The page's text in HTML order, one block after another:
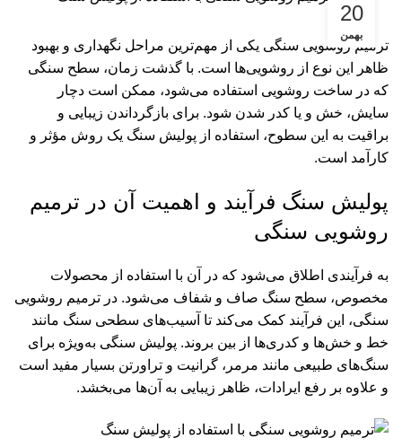
20
بهمن
ترمیم روشویی سنگی یکی از مهم‌ترین مراحل نگهداری و بهبود
ظاهر این نوع از روشویی‌ها است. با گذشت زمان، سطح سنگی
که در ساخت روشویی استفاده می‌شود، ممکن است دچار
سایش، خش و یا کدر شدن شود. برای بازگرداندن زیبایی و
براقیت به این سطوح، استفاده از پولیش سنگ یک روش مؤثر و
کارآمد است.
پولیش سنگ فرآیند و اهمیت آن در ترمیم
روشویی سنگی
به فرآیندی اطلاق می‌شود که در آن با استفاده از محصولات
مخصوص، سطح سنگ صاف و شفاف می‌شود. در ترمیم روشویی
سنگی، این فرآیند کمک می‌کند تا آسیب‌های سطحی سنگ مانند
خط و خش‌ها و کدری‌ها از بین بروند. پولیش سنگی به‌ویژه برای
سنگ‌های طبیعی مانند مرمر، گرانیت و تراورتن بسیار مفید است
و علاوه بر رفع ایرادات، ظاهر زیبایی به آن‌ها می‌بخشد.